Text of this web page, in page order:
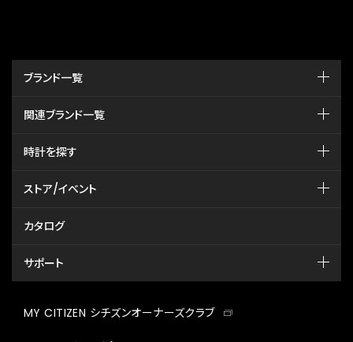
ブランド一覧
関連ブランド一覧
時計を探す
ストア/イベント
カタログ
サポート
MY CITIZEN シチズンオーナーズクラブ